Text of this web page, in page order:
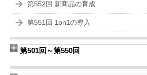
第552回 新商品の育成
第551回 1on1の導入
第501回～第550回